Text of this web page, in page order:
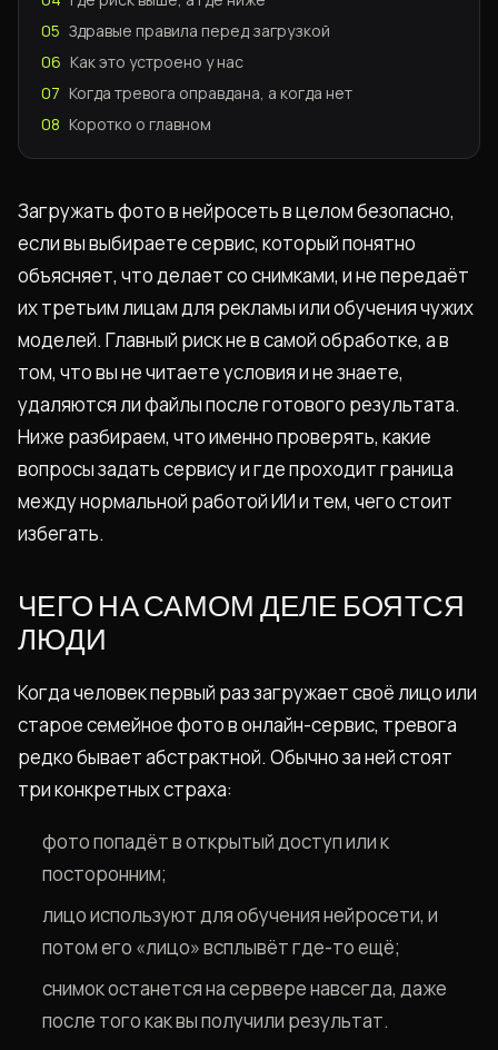
05 Здравые правила перед загрузкой
06 Как это устроено у нас
07 Когда тревога оправдана, а когда нет
08 Коротко о главном
Загружать фото в нейросеть в целом безопасно,
если вы выбираете сервис, который понятно
объясняет, что делает со снимками, и не передаёт
их третьим лицам для рекламы или обучения чужих
моделей. Главный риск не в самой обработке, а в
том, что вы не читаете условия и не знаете,
удаляются ли файлы после готового результата.
Ниже разбираем, что именно проверять, какие
вопросы задать сервису и где проходит граница
между нормальной работой ИИ и тем, чего стоит
избегать.
ЧЕГО НА САМОМ ДЕЛЕ БОЯТСЯ
ЛЮДИ
Когда человек первый раз загружает своё лицо или
старое семейное фото в онлайн-сервис, тревога
редко бывает абстрактной. Обычно за ней стоят
три конкретных страха:
фото попадёт в открытый доступ или к
посторонним;
лицо используют для обучения нейросети, и
потом его «лицо» всплывёт где-то ещё;
снимок останется на сервере навсегда, даже
после того как вы получили результат.